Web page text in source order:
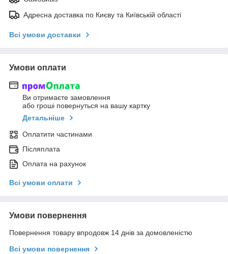
Адресна доставка по Києву та Київській області
Всі умови доставки
Умови оплати
Ви отримаєте замовлення
або гроші повернуться на вашу картку
Детальніше
Оплатити частинами
Післяплата
Оплата на рахунок
Всі умови оплати
Умови повернення
Повернення товару впродовж 14 днів за домовленістю
Всі умови повернення